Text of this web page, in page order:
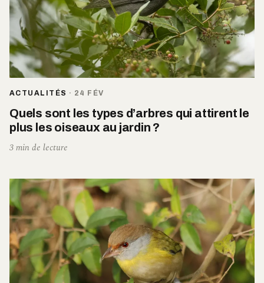
ACTUALITÉS · 24 FÉV
Quels sont les types d’arbres qui attirent le
plus les oiseaux au jardin ?
3 min de lecture